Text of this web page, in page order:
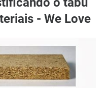
- We Love